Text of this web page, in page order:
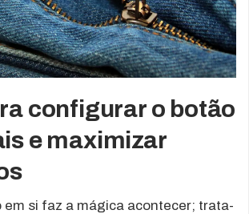
configurar o botão
e maximizar
em si faz a mágica acontecer; trata-